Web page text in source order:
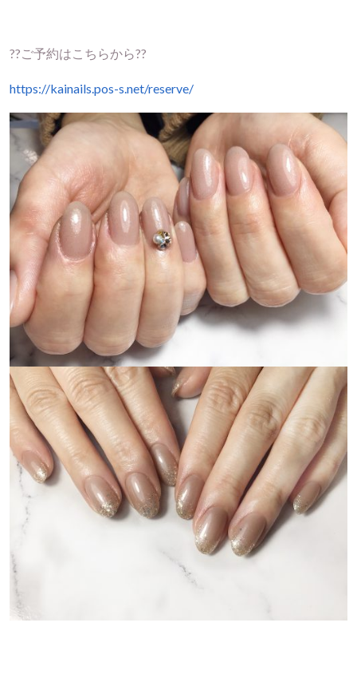
??ご予約はこちらから??
https://kainails.pos-s.net/reserve/